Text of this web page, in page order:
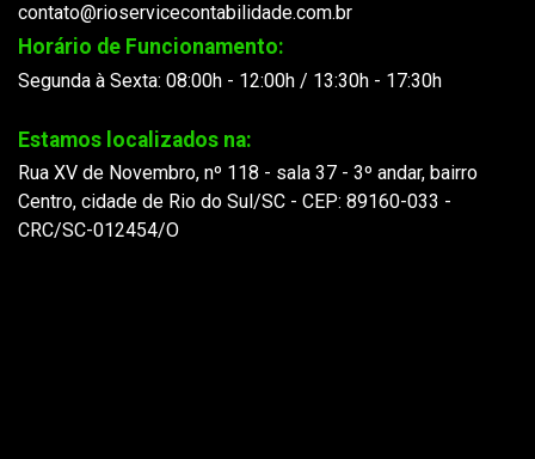
contato@rioservicecontabilidade.com.br
Horário de Funcionamento:
Segunda à Sexta: 08:00h - 12:00h / 13:30h - 17:30h
Estamos localizados na:
Rua XV de Novembro, nº 118 - sala 37 - 3º andar, bairro
Centro, cidade de Rio do Sul/SC - CEP: 89160-033 -
CRC/SC-012454/O